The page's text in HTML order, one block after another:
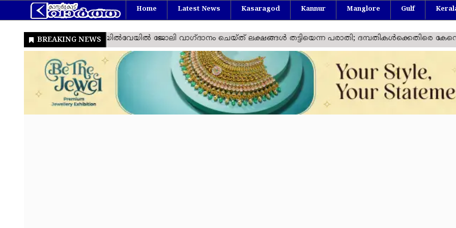
Home Latest News Kasaragod Kannur Manglore Gulf